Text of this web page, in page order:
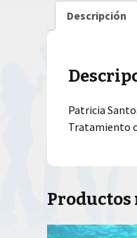
Descripción
Patricia
Tratamiento
Productos